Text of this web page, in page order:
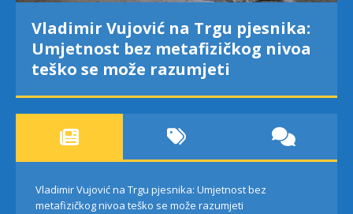
Vladimir Vujović na Trgu pjesnika:
Umjetnost bez metafizičkog nivoa
teško se može razumjeti
Vladimir Vujović na Trgu pjesnika: Umjetnost bez
metafizičkog nivoa teško se može razumjeti